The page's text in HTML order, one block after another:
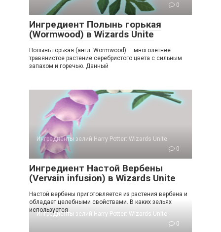
0
Ингредиент Полынь горькая
(Wormwood) в Wizards Unite
Полынь горькая (англ. Wormwood) — многолетнее
травянистое растение серебристого цвета с сильным
запахом и горечью. Данный
Ингредиенты зелий Harry Potter: Wizards Unite
0
Ингредиент Настой Вербены
(Vervain infusion) в Wizards Unite
Настой вербены приготовляется из растения вербена и
обладает целебными свойствами. В каких зельях
используется
Ингредиенты зелий Harry Potter: Wizards Unite
0